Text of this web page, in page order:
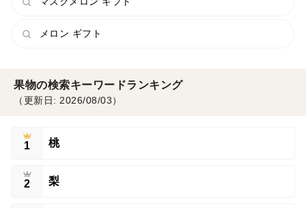
メロン ギフト
果物の検索キーワードランキング
（更新日: 2026/08/03）
1 桃
2 梨